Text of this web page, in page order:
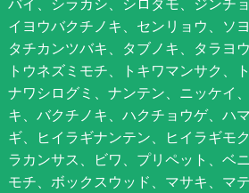
イヨウバクチノキ、センリョウ、ソ
タチカンツバキ、タブノキ、タラヨ
トウネズミモチ、トキワマンサク、
ナワシログミ、ナンテン、ニッケイ
キ、バクチノキ、ハクチョウゲ、ハ
ギ、ヒイラギナンテン、ヒイラギモ
ラカンサス、ビワ、プリペット、ベ
モチ、ボックスウッド、マサキ、マ